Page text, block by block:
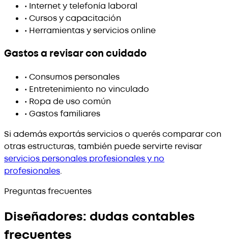
• Internet y telefonía laboral
• Cursos y capacitación
• Herramientas y servicios online
Gastos a revisar con cuidado
• Consumos personales
• Entretenimiento no vinculado
• Ropa de uso común
• Gastos familiares
Si además exportás servicios o querés comparar con
otras estructuras, también puede servirte revisar
servicios personales profesionales y no
profesionales.
Preguntas frecuentes
Diseñadores: dudas contables
frecuentes